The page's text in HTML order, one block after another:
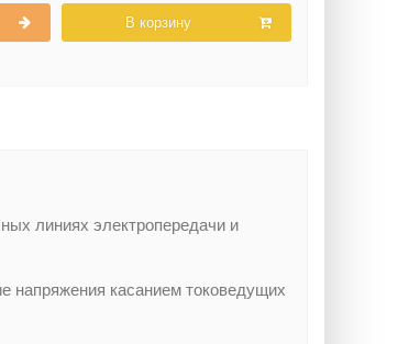
В корзину
линиях электропередачи и
напряжения касанием токоведущих